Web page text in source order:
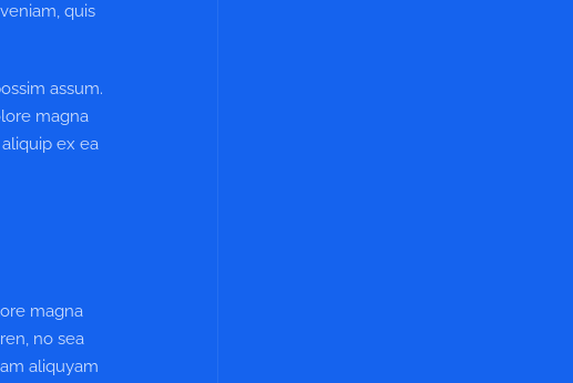
quis
assum.
magna
ex ea
magna
no sea
aliquyam